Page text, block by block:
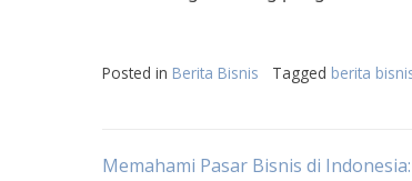
Posted in Berita Bisnis Tagged berita
Memahami Pasar Bisnis di